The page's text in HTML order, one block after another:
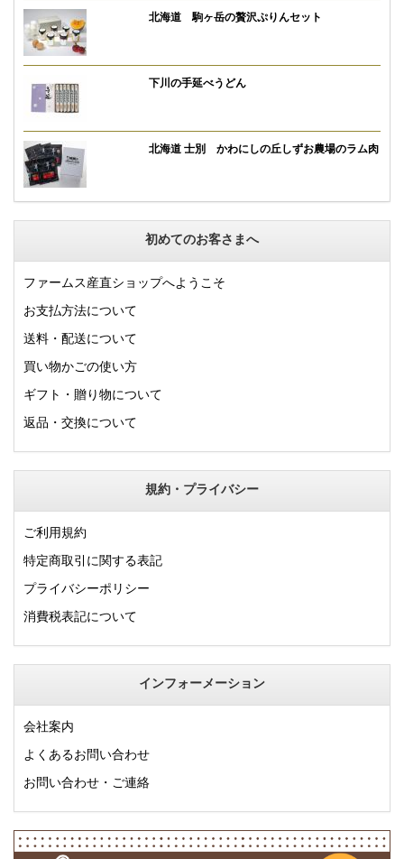
北海道 駒ヶ岳の贅沢ぷりんセット
下川の手延べうどん
北海道 士別 かわにしの丘しずお農場のラム肉
初めてのお客さまへ
ファームス産直ショップへようこそ
お支払方法について
送料・配送について
買い物かごの使い方
ギフト・贈り物について
返品・交換について
規約・プライバシー
ご利用規約
特定商取引に関する表記
プライバシーポリシー
消費税表記について
インフォーメーション
会社案内
よくあるお問い合わせ
お問い合わせ・ご連絡